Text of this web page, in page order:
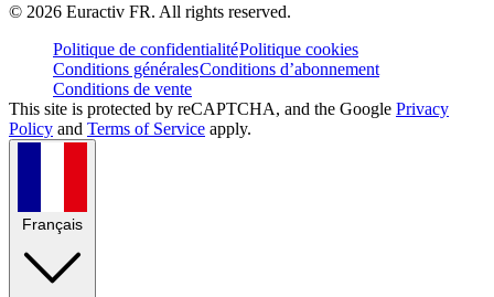
© 2026 Euractiv FR. All rights reserved.
Politique de confidentialitéPolitique cookies
Conditions généralesConditions d’abonnement
Conditions de vente
This site is protected by reCAPTCHA, and the Google Privacy
Policy and Terms of Service apply.
Français